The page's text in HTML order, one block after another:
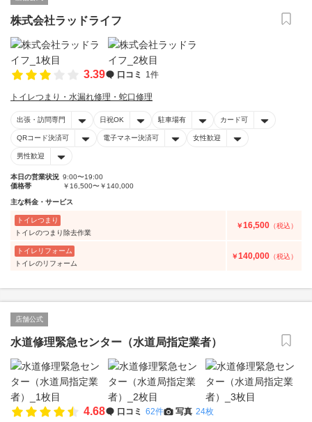
株式会社ラッドライフ
3.39 口コミ 1件
トイレつまり・水漏れ修理・蛇口修理
出張・訪問専門 日祝OK 駐車場有 カード可
QRコード決済可 電子マネー決済可 女性歓迎
男性歓迎
本日の営業状況 9:00〜19:00
価格帯
￥16,500〜￥140,000
主な料金・サービス
トイレつまり
トイレのつまり除去作業
￥16,500 （税込）
トイレリフォーム
トイレのリフォーム
￥140,000 （税込）
店舗公式
水道修理緊急センター（水道局指定業者）
4.68 口コミ 62件 写真 24枚